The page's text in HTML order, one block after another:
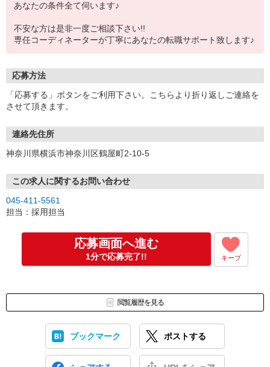
あなたの条件全て伺います♪
不安な方は是非一度ご相談下さい!!
専任コーディネーターが丁寧にあなたの転職サポート致します♪
応募方法
「応募する」ボタンをご利用下さい。こちらより折り返しご連絡を
させて頂きます。
連絡先住所
神奈川県横浜市神奈川区鶴屋町2-10-5
この求人に関するお問い合わせ
045-411-5561
担当：採用担当
応募画面へ進む
1分で応募完了!! キープ
閲覧履歴を見る
ブックマーク ポストする